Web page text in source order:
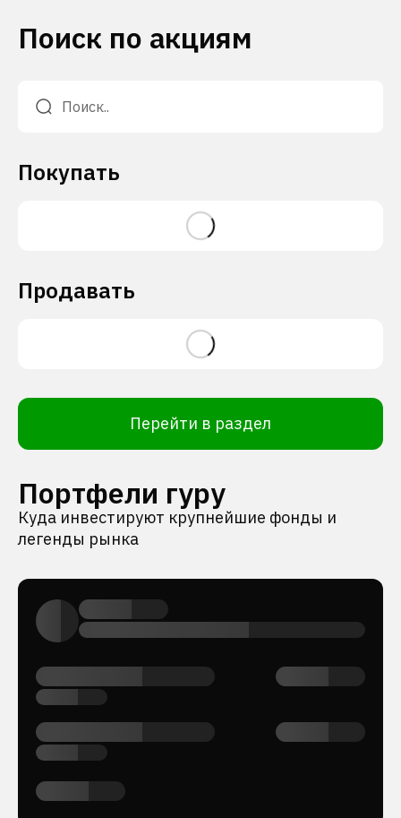
Поиск по акциям
Покупать
Продавать
Перейти в раздел
Портфели гуру
Куда инвестируют крупнейшие фонды и
легенды рынка